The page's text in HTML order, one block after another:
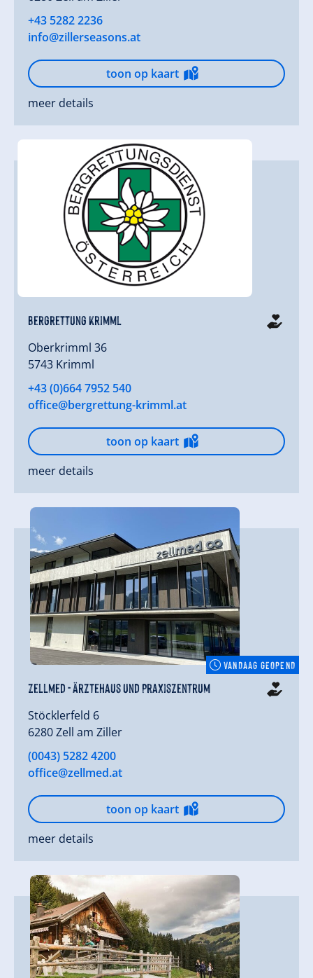
+43 5282 2236
info@zillerseasons.at
toon op kaart
meer details
Bergrettung Krimml
Oberkrimml 36
5743 Krimml
+43 (0)664 7952 540
office@bergrettung-krimml.at
toon op kaart
meer details
VANDAAG GEOPEND
Zellmed - Ärztehaus und Praxiszentrum
Stöcklerfeld 6
6280 Zell am Ziller
(0043) 5282 4200
office@zellmed.at
toon op kaart
meer details